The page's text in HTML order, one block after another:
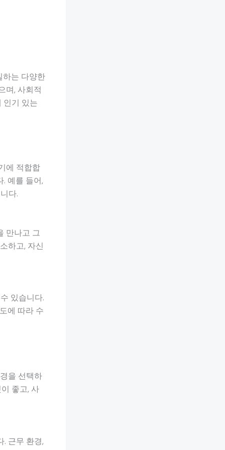
하는 다양한
며, 사회적
인기 있는
에 적합합
예를 들어,
다.
만나고 그
하고, 자신
있습니다.
에 따라 수
을 선택하
좋고, 사
. 근무 환경,